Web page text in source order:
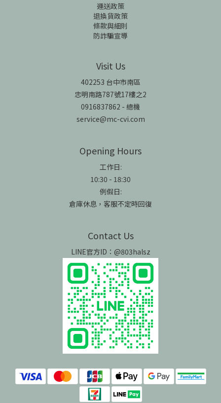
運送政策
退換貨政策
條款與細則
防詐騙宣導
Visit Us
402253 台中市南區
忠明南路787號17樓之2
0916837862 - 總機
service@mc-cvi.com
Opening Hours
工作日:
10:30 - 18:30
例假日:
倉庫休息，客服不定時回復
Contact Us
LINE官方ID：@803halsz